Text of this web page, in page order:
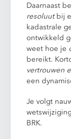
Daarnaast
resoluut bij
kadastrale
ontwikkeld
weet hoe je
bereikt.
vertrouwen
een
Je volgt
BRK.